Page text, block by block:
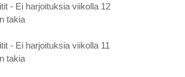
- Ei harjoituksia viikolla 12
takia
- Ei harjoituksia viikolla 11
takia